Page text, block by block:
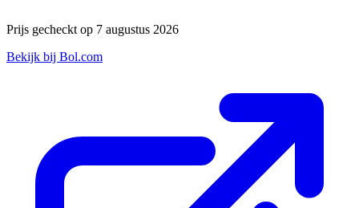
Prijs gecheckt op 7 augustus 2026
Bekijk bij Bol.com